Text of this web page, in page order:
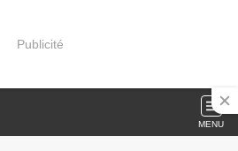
Publicité
MENU